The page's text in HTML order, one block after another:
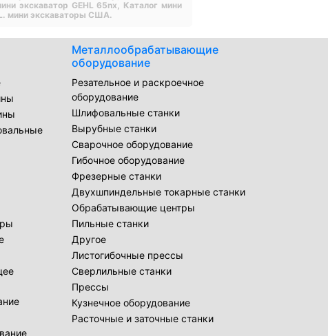
экскаватор GEHL 65nx, Каталог мини
мини экскаваторы США.
Металлообрабатывающие
оборудование
Резательное и раскроечное
оборудование
Шлифовальные станки
Вырубные станки
Сварочное оборудование
Гибочное оборудование
Фрезерные станки
Двухшпиндельные токарные станки
Обрабатывающие центры
Пильные станки
Другое
Листогибочные прессы
Сверлильные станки
Прессы
Кузнечное оборудование
Расточные и заточные станки